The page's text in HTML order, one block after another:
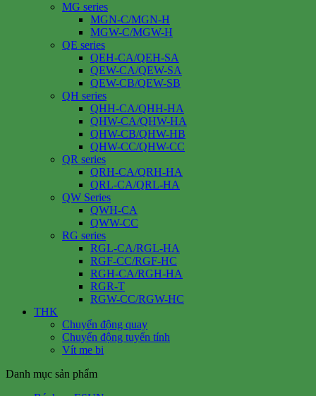
MG series
MGN-C/MGN-H
MGW-C/MGW-H
QE series
QEH-CA/QEH-SA
QEW-CA/QEW-SA
QEW-CB/QEW-SB
QH series
QHH-CA/QHH-HA
QHW-CA/QHW-HA
QHW-CB/QHW-HB
QHW-CC/QHW-CC
QR series
QRH-CA/QRH-HA
QRL-CA/QRL-HA
QW Series
QWH-CA
QWW-CC
RG series
RGL-CA/RGL-HA
RGF-CC/RGF-HC
RGH-CA/RGH-HA
RGR-T
RGW-CC/RGW-HC
THK
Chuyển động quay
Chuyển động tuyến tính
Vít me bi
Danh mục sản phẩm